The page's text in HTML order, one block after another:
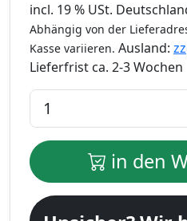
incl. 19 % USt.
Abhängig von der
Kasse variieren. Ausland:
Lieferfrist ca. 2-3 Wochen
in den